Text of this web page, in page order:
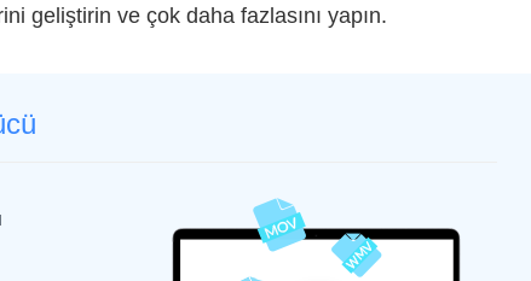
geliştirin ve çok daha fazlasını yapın.